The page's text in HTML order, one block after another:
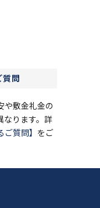
問
や敷金礼金の
なります。詳
質問】 をご